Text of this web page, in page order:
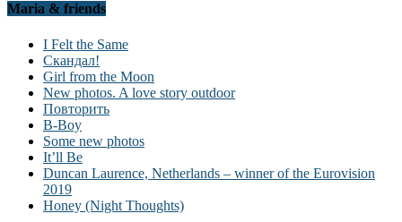
Maria & friends
I Felt the Same
Скандал!
Girl from the Moon
New photos. A love story outdoor
Повторить
B-Boy
Some new photos
It’ll Be
Duncan Laurence, Netherlands – winner of the Eurovision
2019
Honey (Night Thoughts)